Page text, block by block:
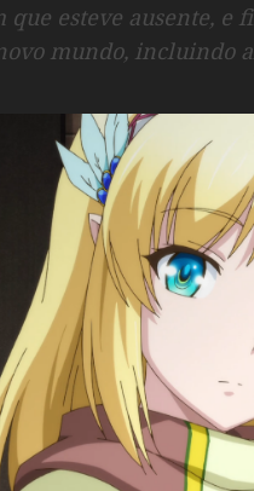
que esteve ausente,
mundo, incluindo